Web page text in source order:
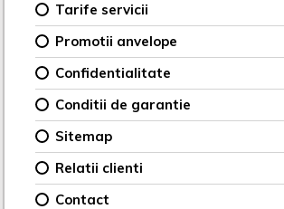
Tarife servicii
Promotii anvelope
Confidentialitate
Conditii de garantie
Sitemap
Relatii clienti
Contact